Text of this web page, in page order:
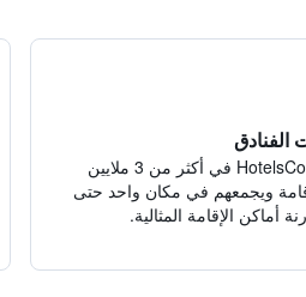
يبحث HotelsCombined في أكثر من 3 ملايين
ويجمعهم في مكان واحد حتى
أماكن الإقامة المثالية.